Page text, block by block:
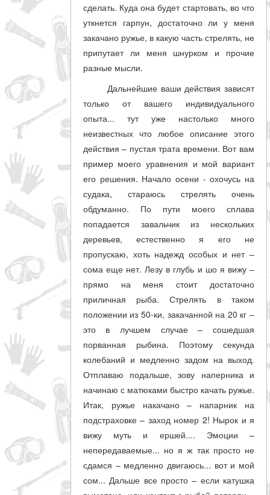
сделать. Куда она будет стартовать, во что
уткнется гарпун, достаточно ли у меня
закачано ружье, в какую часть стрелять, не
припутает ли меня шнурком и прочие
разные мысли.
Дальнейшие ваши действия зависят
только от вашего индивидуального
опыта... тут уже настолько много
неизвестных что любое описание этого
действия – пустая трата времени. Вот вам
пример моего уравнения и мой вариант
его решения. Начало осени - охочусь на
судака, стараюсь стрелять очень
обдуманно. По пути моего сплава
попадается завальчик из нескольких
деревьев, естественно я его не
пропускаю, хоть надежд особых и нет –
сома еще нет. Лезу в глубь и шо я вижу –
прямо на меня стоит достаточно
приличная рыба. Стрелять в таком
положении из 50-ки, закачанной на 20 кг –
это в лучшем случае – сошедшая
порванная рыбина. Поэтому секунда
колебаний и медленно задом на выход.
Отплаваю подальше, зову наперника и
начинаю с матюками быстро качать ружье.
Итак, ружье накачано – напарник на
подстраховке – заход номер 2! Нырок и я
вижу муть и ершей.... Эмоции –
непередаваемые... но я ж так просто не
сдамся – медленно двигаюсь... вот и мой
сом... Дальше все просто – если катушка